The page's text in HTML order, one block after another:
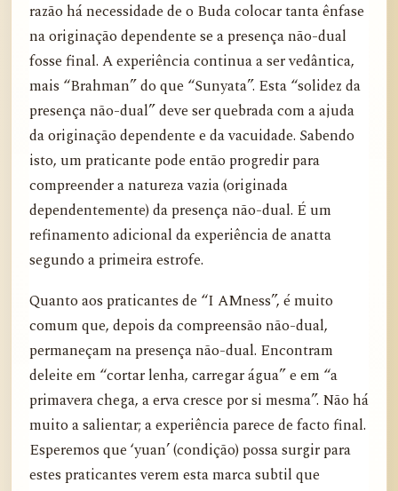
razão há necessidade de o Buda colocar tanta ênfase
na originação dependente se a presença não-dual
fosse final. A experiência continua a ser vedântica,
mais “Brahman” do que “Sunyata”. Esta “solidez da
presença não-dual” deve ser quebrada com a ajuda
da originação dependente e da vacuidade. Sabendo
isto, um praticante pode então progredir para
compreender a natureza vazia (originada
dependentemente) da presença não-dual. É um
refinamento adicional da experiência de anatta
segundo a primeira estrofe.
Quanto aos praticantes de “I AMness”, é muito
comum que, depois da compreensão não-dual,
permaneçam na presença não-dual. Encontram
deleite em “cortar lenha, carregar água” e em “a
primavera chega, a erva cresce por si mesma”. Não há
muito a salientar; a experiência parece de facto final.
Esperemos que ‘yuan’ (condição) possa surgir para
estes praticantes verem esta marca subtil que